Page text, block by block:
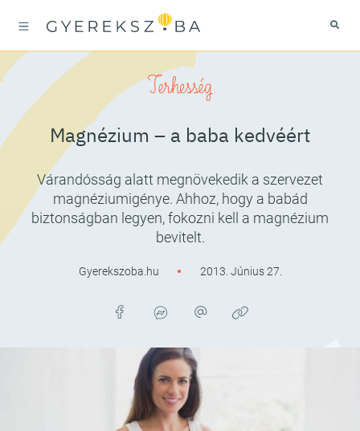
Terhesség
Magnézium – a baba kedvéért
Várandósság alatt megnövekedik a szervezet
magnéziumigénye. Ahhoz, hogy a babád
biztonságban legyen, fokozni kell a magnézium
bevitelt.
Gyerekszoba.hu 2013. Június 27.